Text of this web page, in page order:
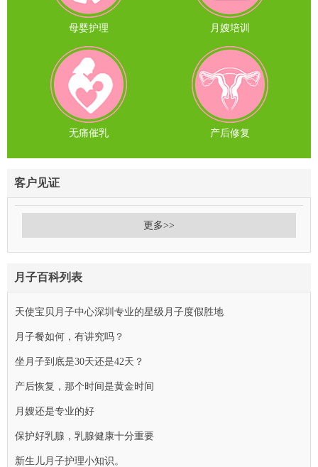
母婴护理 月嫂培训
无痛催乳 产后修复
客户见证
更多>>
月子百科列表
天使宝贝月子中心深圳专业的星级月子度假胜地
月子餐如何，有讲究吗？
坐月子到底是30天还是42天？
产后恢复，那个时间是黄金时间
月嫂还是专业的好
保护好乳腺，乳腺健康十分重要
新生儿月子护理小知识。